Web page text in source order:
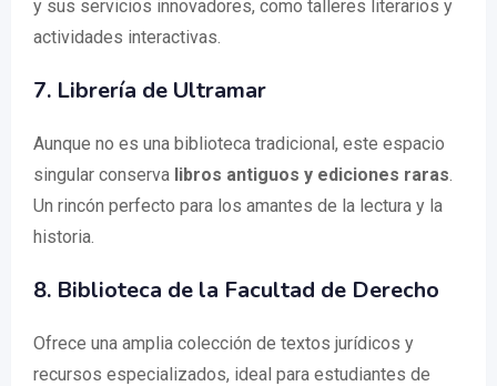
y sus servicios innovadores, como talleres literarios y
actividades interactivas.
7. Librería de Ultramar
Aunque no es una biblioteca tradicional, este espacio
singular conserva libros antiguos y ediciones raras.
Un rincón perfecto para los amantes de la lectura y la
historia.
8. Biblioteca de la Facultad de Derecho
Ofrece una amplia colección de textos jurídicos y
recursos especializados, ideal para estudiantes de